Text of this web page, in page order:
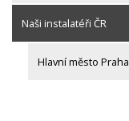
Naši instalatéři ČR
Hlavní město Praha